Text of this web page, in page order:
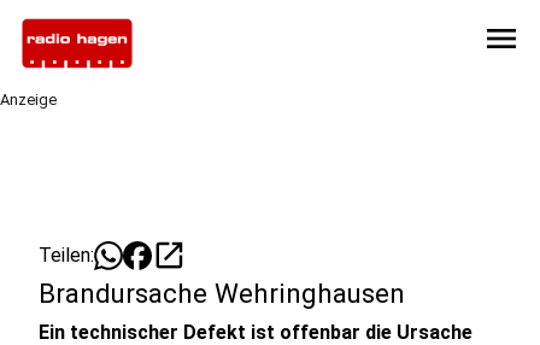
menu
Anzeige
Teilen: open_in_new
Brandursache Wehringhausen
Ein technischer Defekt ist offenbar die Ursache